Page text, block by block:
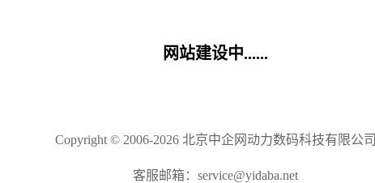
网站建设中......
Copyright © 2006-2026 北京中企网动力数码科技有限公司
客服邮箱：service@yidaba.net